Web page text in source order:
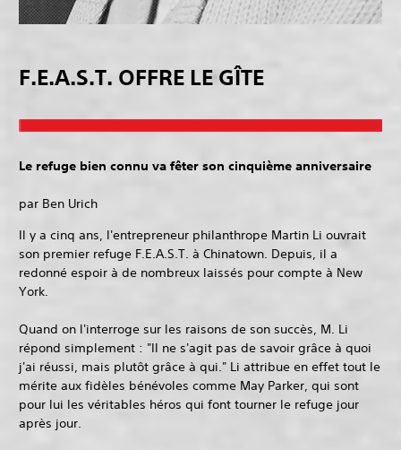
F.E.A.S.T. OFFRE LE GÎTE
Le refuge bien connu va fêter son cinquième anniversaire
par Ben Urich
Il y a cinq ans, l'entrepreneur philanthrope Martin Li ouvrait
son premier refuge F.E.A.S.T. à Chinatown. Depuis, il a
redonné espoir à de nombreux laissés pour compte à New
York.
Quand on l'interroge sur les raisons de son succès, M. Li
répond simplement : "Il ne s'agit pas de savoir grâce à quoi
j'ai réussi, mais plutôt grâce à qui." Li attribue en effet tout le
mérite aux fidèles bénévoles comme May Parker, qui sont
pour lui les véritables héros qui font tourner le refuge jour
après jour.